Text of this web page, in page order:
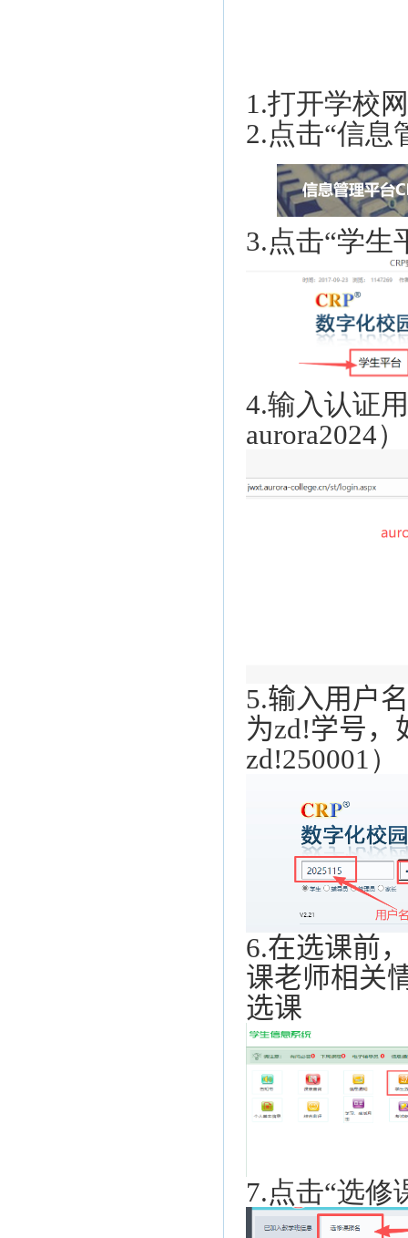
1.打开学校
2.点击“信息
3.点击“学生
4.输入认证
aurora2024）
5.输入用户
为zd!学号 ，
zd!250001 ）
6.在选课前
课老师相关
选课
7.点击“选修